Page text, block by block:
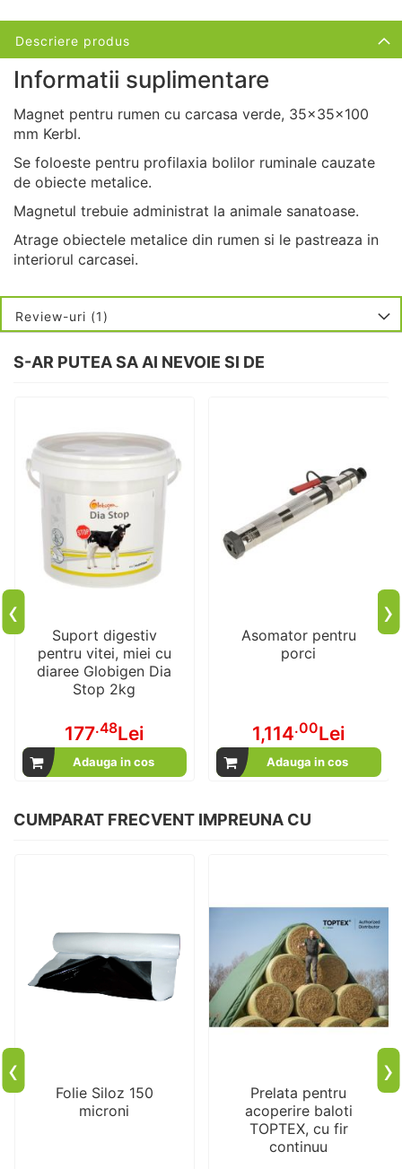
Descriere produs
Informatii suplimentare
Magnet pentru rumen cu carcasa verde, 35x35x100
mm Kerbl.
Se foloeste pentru profilaxia bolilor ruminale cauzate
de obiecte metalice.
Magnetul trebuie administrat la animale sanatoase.
Atrage obiectele metalice din rumen si le pastreaza in
interiorul carcasei.
Review-uri 1
S-AR PUTEA SA AI NEVOIE SI DE
Suport digestiv
pentru vitei, miei cu
diaree Globigen Dia
Stop 2kg
177.48Lei
Adauga in cos
Asomator pentru
porci
1,114.00Lei
Adauga in cos
‹ ›
CUMPARAT FRECVENT IMPREUNA CU
Folie Siloz 150
microni
Prelata pentru
acoperire baloti
TOPTEX, cu fir
continuu
‹ ›